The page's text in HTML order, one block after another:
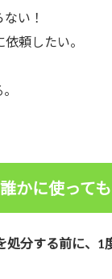
い！
頼したい。
かに使って
分する前に、1